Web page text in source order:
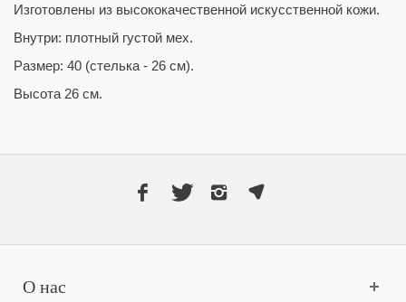
Изготовлены из высококачественной искусственной кожи.
Внутри: плотный густой мех.
Размер: 40 (стелька - 26 см).
Высота 26 см.
О нас